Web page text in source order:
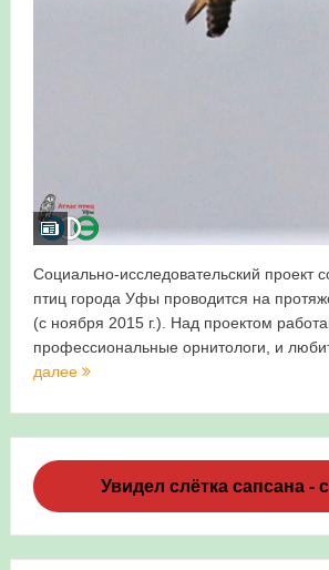
Социально-исследовательский проект
птиц города Уфы проводится на
(с ноября 2015 г.). Над проектом
профессиональные орнитологи, и
далее
Увидел слётка сапсана -